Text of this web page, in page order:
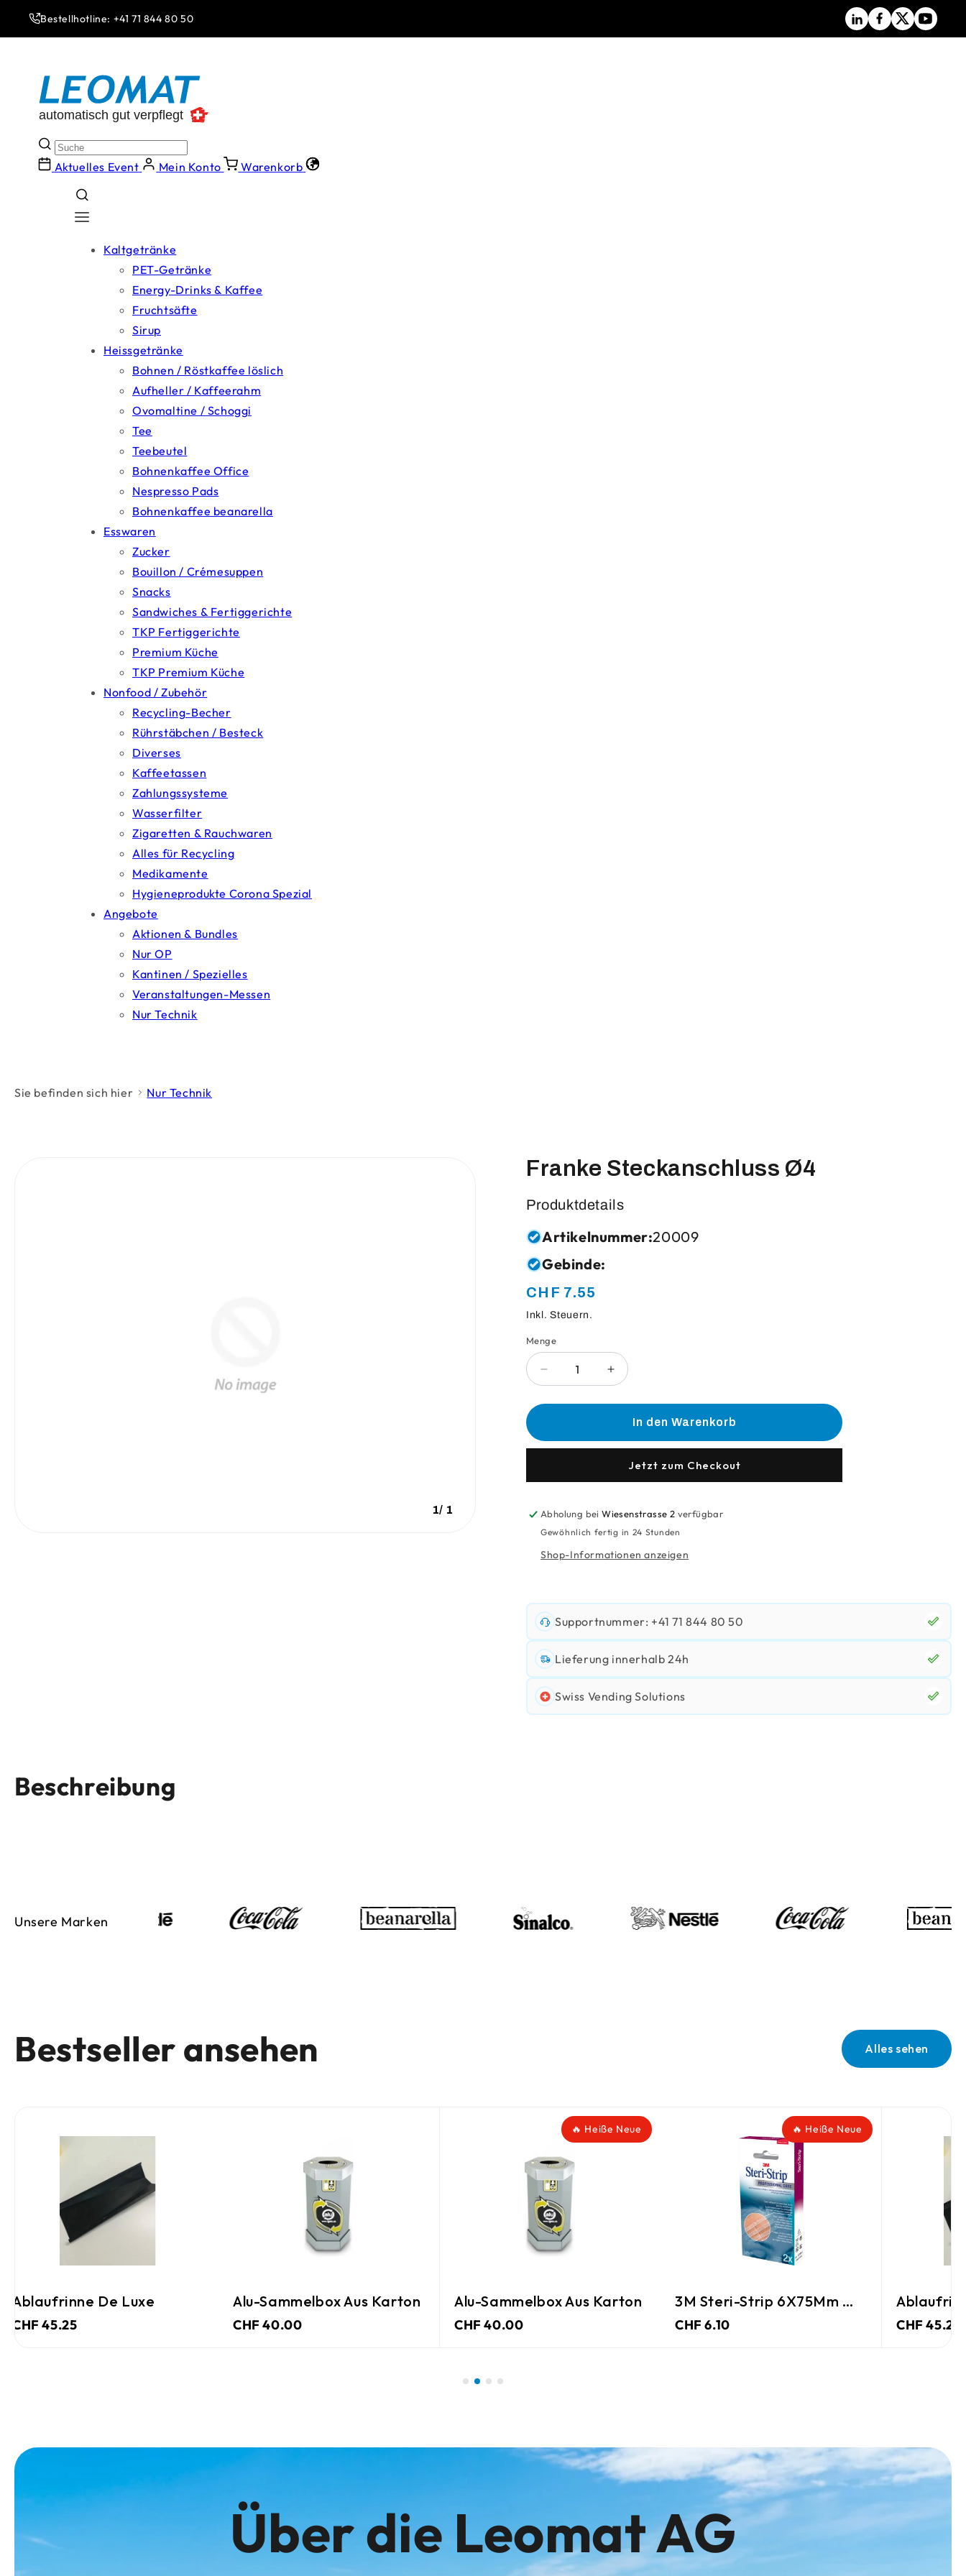
zum
Inhalt
Bestellhotline: +41 71 844 80 50
Aktuelles Event Mein Konto Warenkorb
Kaltgetränke
PET-Getränke
Energy-Drinks & Kaffee
Fruchtsäfte
Sirup
Heissgetränke
Bohnen / Röstkaffee löslich
Aufheller / Kaffeerahm
Ovomaltine / Schoggi
Tee
Teebeutel
Bohnenkaffee Office
Nespresso Pads
Bohnenkaffee beanarella
Esswaren
Zucker
Bouillon / Crémesuppen
Snacks
Sandwiches & Fertiggerichte
TKP Fertiggerichte
Premium Küche
TKP Premium Küche
Nonfood / Zubehör
Recycling-Becher
Rührstäbchen / Besteck
Diverses
Kaffeetassen
Zahlungssysteme
Wasserfilter
Zigaretten & Rauchwaren
Alles für Recycling
Medikamente
Hygieneprodukte Corona Spezial
Angebote
Aktionen & Bundles
Nur OP
Kantinen / Spezielles
Veranstaltungen-Messen
Nur Technik
Sie befinden sich hier Nur Technik
1/ 1
Franke Steckanschluss Ø4
Produktdetails
Artikelnummer:20009
Gebinde:
Normaler
Preis
CHF 7.55
Inkl. Steuern.
Anzahl
Menge
Verringere
die
Menge
Steckanschluss
Erhöhe
die
Menge
Steckanschluss
In den Warenkorb
Jetzt zum Checkout
Abholung beiWiesenstrasse 2 verfügbar
Gewöhnlich fertig in 24 Stunden
Shop-Informationen anzeigen
Supportnummer: +41 71 844 80 50
Lieferung innerhalb 24h
Swiss Vending Solutions
Beschreibung
Unsere Marken
Bestseller ansehen Alles sehen
Ablaufrinne De Luxe
CHF 45.25
Alu-Sammelbox Aus Karton
CHF 40.00
🔥 Heiße Neue
Alu-Sammelbox Aus Karton
CHF 40.00
🔥 Heiße Neue
3M Steri-Strip 6X75Mm Weiss
CHF 6.10 CHF 45.25
Über die Leomat AG